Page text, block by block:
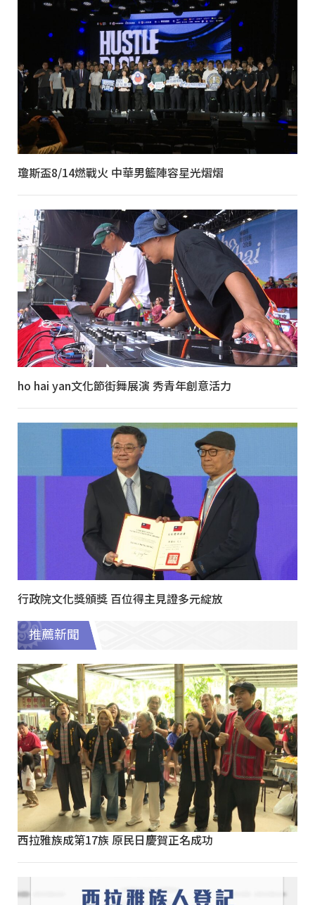
瓊斯盃8/14燃戰火 中華男籃陣容星光熠熠
ho hai yan文化節街舞展演 秀青年創意活力
行政院文化獎頒獎 百位得主見證多元綻放
推薦新聞
西拉雅族成第17族 原民日慶賀正名成功